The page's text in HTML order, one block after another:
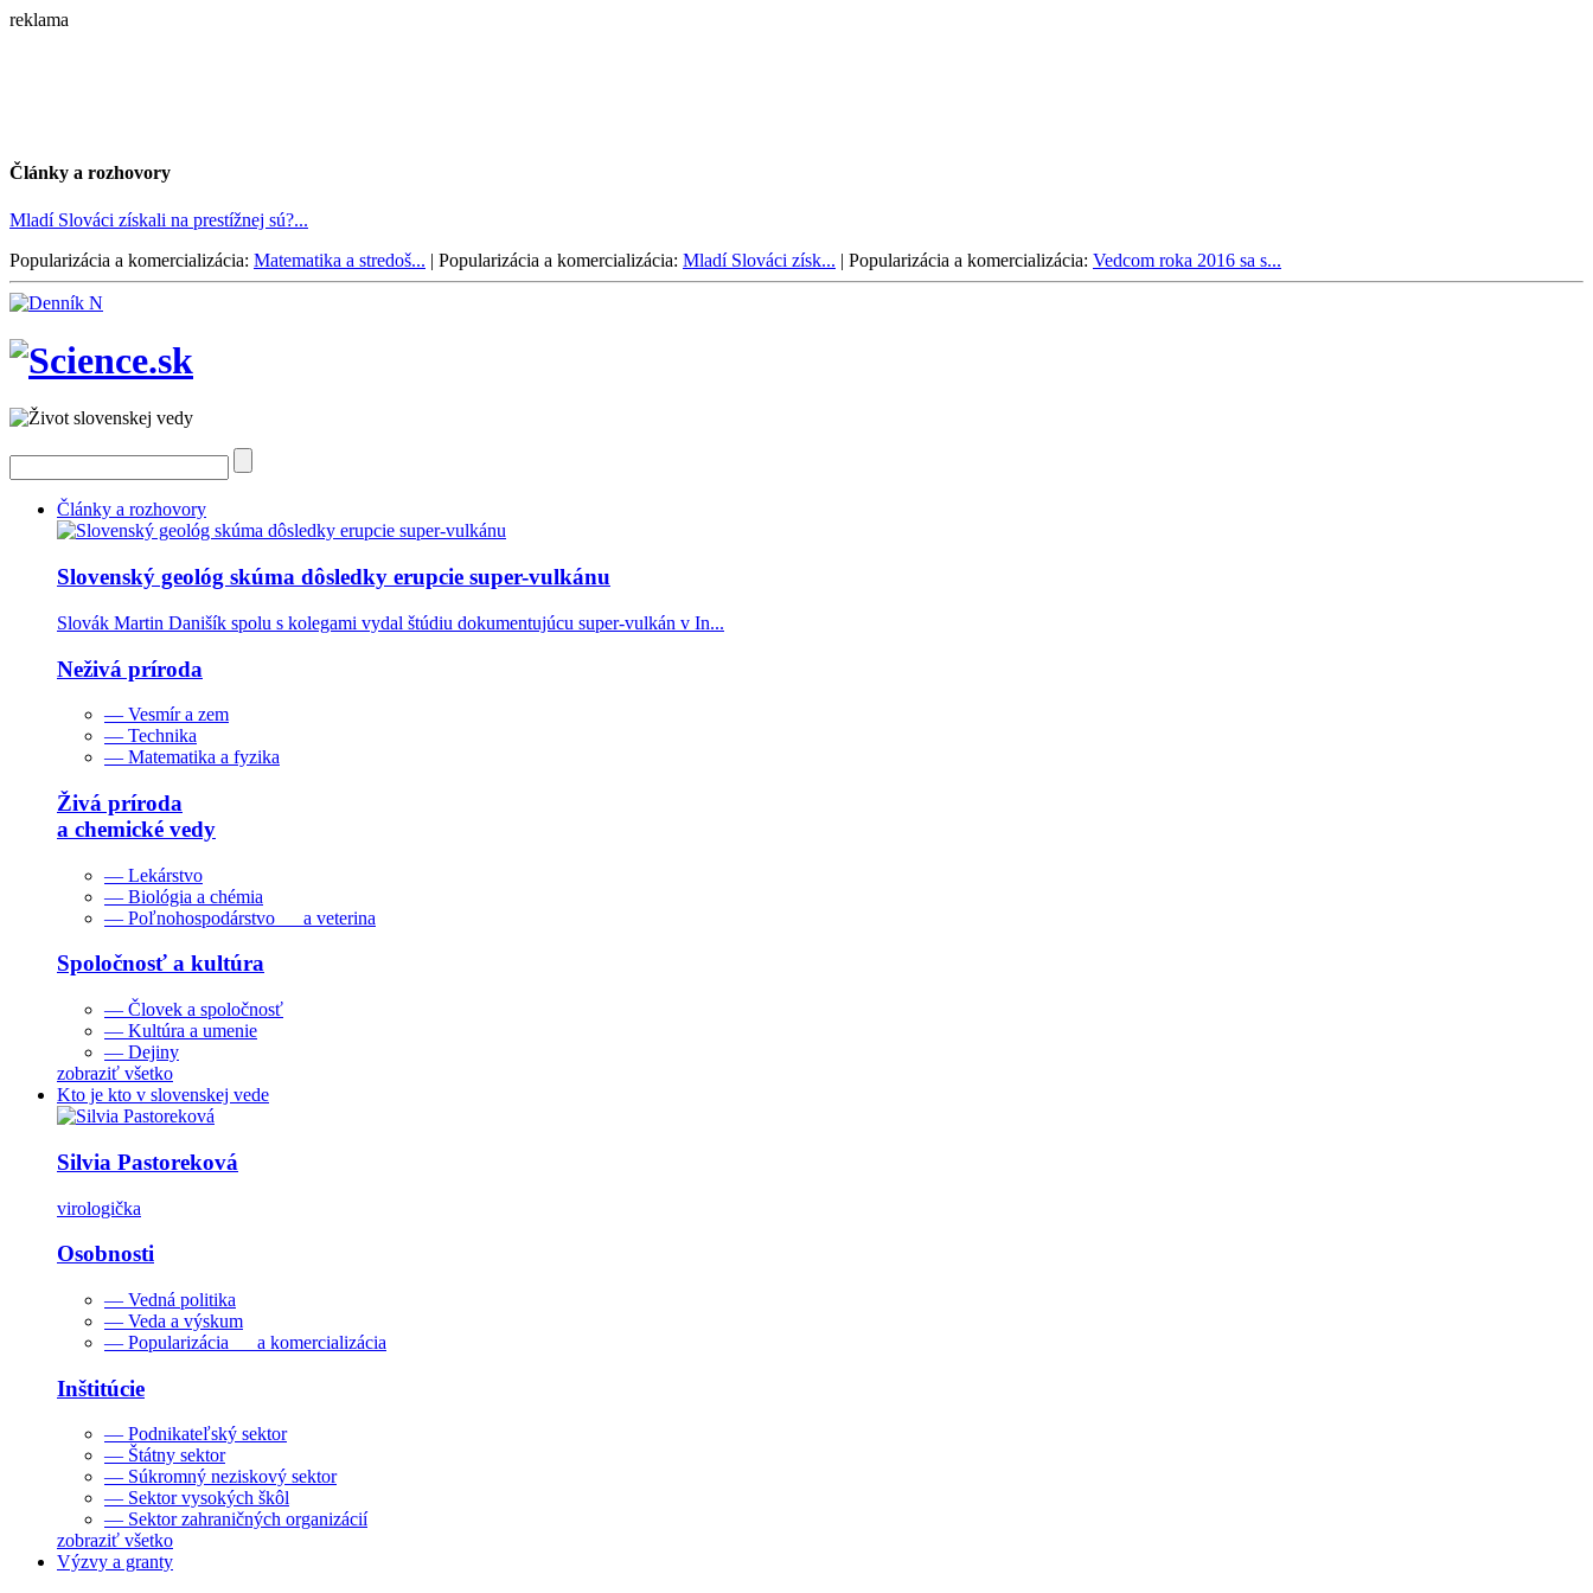
reklama
Články a rozhovory
Mladí Slováci získali na prestížnej sú?...
Popularizácia a komercializácia: Matematika a stredoš... | Popularizácia a komercializácia: Mladí Slováci získ... | Popularizácia a komercializácia: Vedcom roka 2016 sa s...
Články a rozhovory
Slovenský geológ skúma dôsledky erupcie super-vulkánu
Slovák Martin Danišík spolu s kolegami vydal štúdiu dokumentujúcu super-vulkán v In...
Neživá príroda
— Vesmír a zem
— Technika
— Matematika a fyzika
Živá príroda
a chemické vedy
— Lekárstvo
— Biológia a chémia
— Poľnohospodárstvo a veterina
Spoločnosť a kultúra
— Človek a spoločnosť
— Kultúra a umenie
— Dejiny
zobraziť všetko
Kto je kto v slovenskej vede
Silvia Pastoreková
virologička
Osobnosti
— Vedná politika
— Veda a výskum
— Popularizácia a komercializácia
Inštitúcie
— Podnikateľský sektor
— Štátny sektor
— Súkromný neziskový sektor
— Sektor vysokých škôl
— Sektor zahraničných organizácií
zobraziť všetko
Výzvy a granty